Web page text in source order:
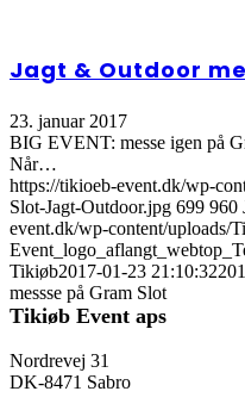
Jagt & Outdoor
23. januar 2017
BIG EVENT: messe igen på
Når…
https://tikioeb-event.dk/wp-
Slot-Jagt-Outdoor.jpg 699 960
event.dk/wp-content/uploads/
Tikiøb2017-01-23 21:10:32
messse på Gram Slot
Tikiøb Event aps
Nordrevej 31
DK-8471 Sabro